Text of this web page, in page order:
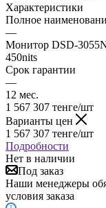
Характеристики
Полное
—
Монитор DSD-
450nits
Срок гарантии
—
12 мес.
1 567 307 тенге/шт
Варианты цен
1 567 307 тенге/шт
Подробности
Нет в наличии
Под заказ
Наши менеджеры
условия заказа